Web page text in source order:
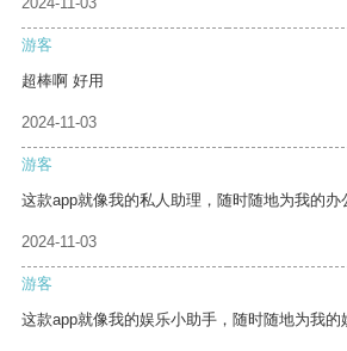
游客
超棒啊 好用
2024-11-03
游客
这款app就像我的私人助理，随时随地为我的办
2024-11-03
游客
这款app就像我的娱乐小助手，随时随地为我的